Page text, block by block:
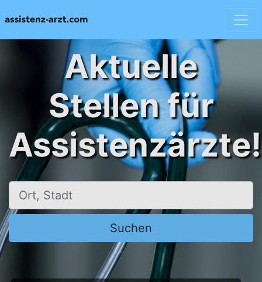
Aktuelle
Stellen für
Assistenzärzte!
Ort, Stadt
Suchen